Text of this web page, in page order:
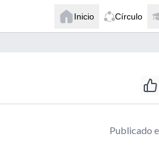
Inicio Círculo
Publicado